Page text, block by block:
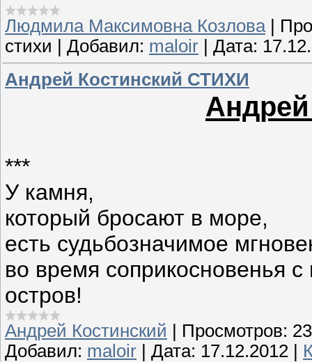
Людмила Максимовна Козлова|
стихи
Добавил: maloir Дата:
Андрей Костинский СТИХИ
***
У камня,
который бросают в море,
есть судьбозначимое
во время соприкосновенья
остров!
Андрей Костинский Просмотров:
Добавил: maloir Дата: 17.12.2012